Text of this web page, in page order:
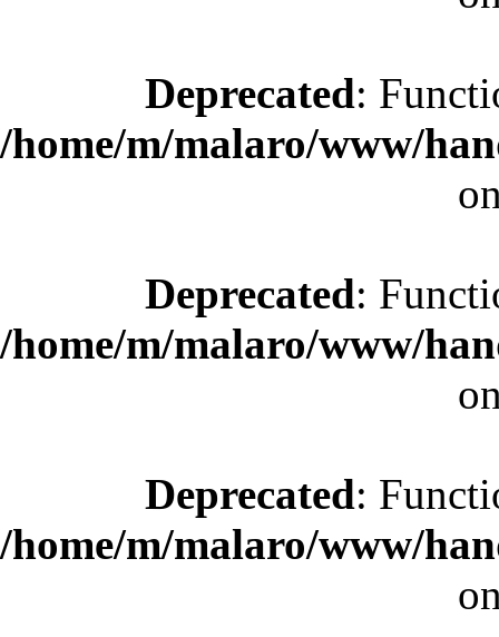
Deprecated:
/home/m/malaro/www/
Deprecated:
/home/m/malaro/www/
Deprecated:
/home/m/malaro/www/